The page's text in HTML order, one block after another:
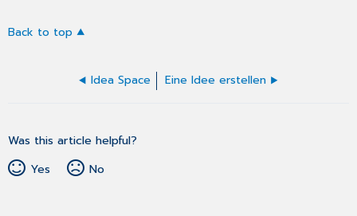
Back to top
Idea Space Eine Idee erstellen
Was this article helpful?
Yes
No